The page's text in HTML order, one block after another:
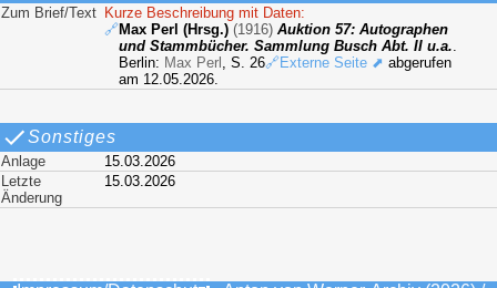
Zum Brief/Text Kurze Beschreibung mit Daten:
🔗Max Perl (Hrsg.) (1916) Auktion 57: Autographen
und Stammbücher. Sammlung Busch Abt. II u.a..
Berlin: Max Perl , S. 26🔗Externe Seite ⬈ abgerufen
am 12.05.2026.
Sonstiges
Anlage
15.03.2026
Letzte
Änderung
15.03.2026